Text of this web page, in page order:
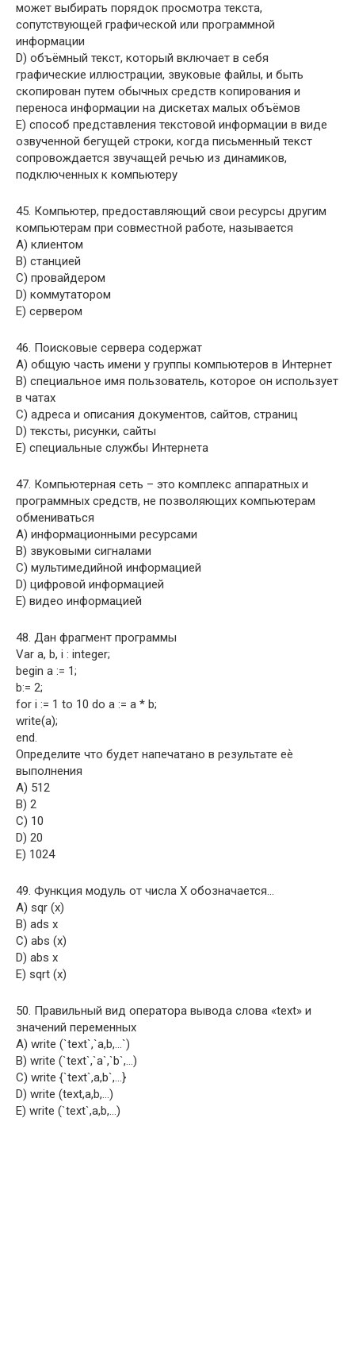
может выбирать порядок просмотра текста,
сопутствующей графической или программной
информации
D) объёмный текст, который включает в себя
графические иллюстрации, звуковые файлы, и быть
скопирован путем обычных средств копирования и
переноса информации на дискетах малых объёмов
E) способ представления текстовой информации в виде
озвученной бегущей строки, когда письменный текст
сопровождается звучащей речью из динамиков,
подключенных к компьютеру
45. Компьютер, предоставляющий свои ресурсы другим
компьютерам при совместной работе, называется
A) клиентом
B) станцией
C) провайдером
D) коммутатором
E) сервером
46. Поисковые сервера содержат
A) общую часть имени у группы компьютеров в Интернет
B) специальное имя пользователь, которое он использует
в чатах
C) адреса и описания документов, сайтов, страниц
D) тексты, рисунки, сайты
E) специальные службы Интернета
47. Компьютерная сеть – это комплекс аппаратных и
программных средств, не позволяющих компьютерам
обмениваться
A) информационными ресурсами
B) звуковыми сигналами
C) мультимедийной информацией
D) цифровой информацией
E) видео информацией
48. Дан фрагмент программы
Var a, b, i : integer;
begin a := 1;
b:= 2;
for i := 1 to 10 do a := a * b;
write(a);
end.
Определите что будет напечатано в результате еѐ
выполнения
A) 512
B) 2
C) 10
D) 20
E) 1024
49. Функция модуль от числа Х обозначается…
A) sqr (x)
B) ads x
C) abs (x)
D) abs x
E) sqrt (x)
50. Правильный вид оператора вывода слова «text» и
значений переменных
A) write (`text`,`a,b,…`)
B) write (`text`,`a`,`b`,…)
C) write {`text`,a,b`,…}
D) write (text,a,b,…)
E) write (`text`,a,b,…)